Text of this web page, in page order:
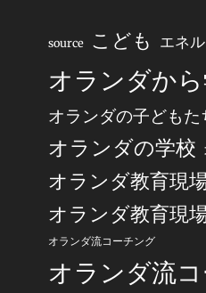
source こども エネ
オランダから
オランダの子どもた
オランダの学校
オランダ教育現
オランダ教育現
オランダ流コーチング
オランダ流